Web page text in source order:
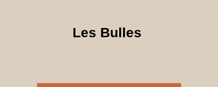
Les Bulles